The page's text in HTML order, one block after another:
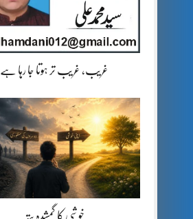
غریب، غریب تر ہوتا جا رہا ہے
خوشی کا گمشدہ پتہ